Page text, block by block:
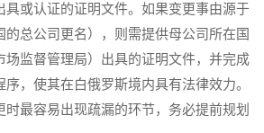
具或认证的证明文件。如果变更事由源于
的总公司更名），则需提供母公司所在国
场监督管理局）出具的证明文件，并完成
，使其在白俄罗斯境内具有法律效力。
最容易出现疏漏的环节，务必提前规划